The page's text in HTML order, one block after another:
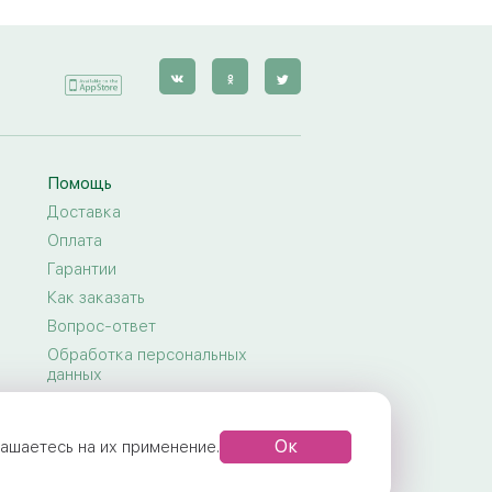
Помощь
Доставка
Оплата
Гарантии
Как заказать
Вопрос-ответ
Обработка персональных
данных
Правила предоставления услуг
Задать вопрос
на их применение. Ок